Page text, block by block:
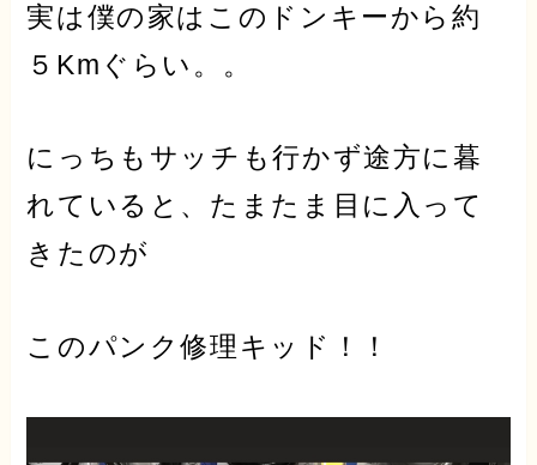
実は僕の家はこのドンキーから 約
５Km ぐらい。。
にっちもサッチも行かず途方に暮
れていると、たまたま目に入って
きたのが
このパンク修理キッド！！